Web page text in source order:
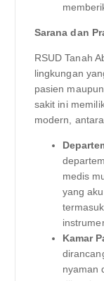
Sarana dan
RSUD Tanah
lingkungan
pasien
sakit ini
modern,
medis
yang
Kamar
nyaman